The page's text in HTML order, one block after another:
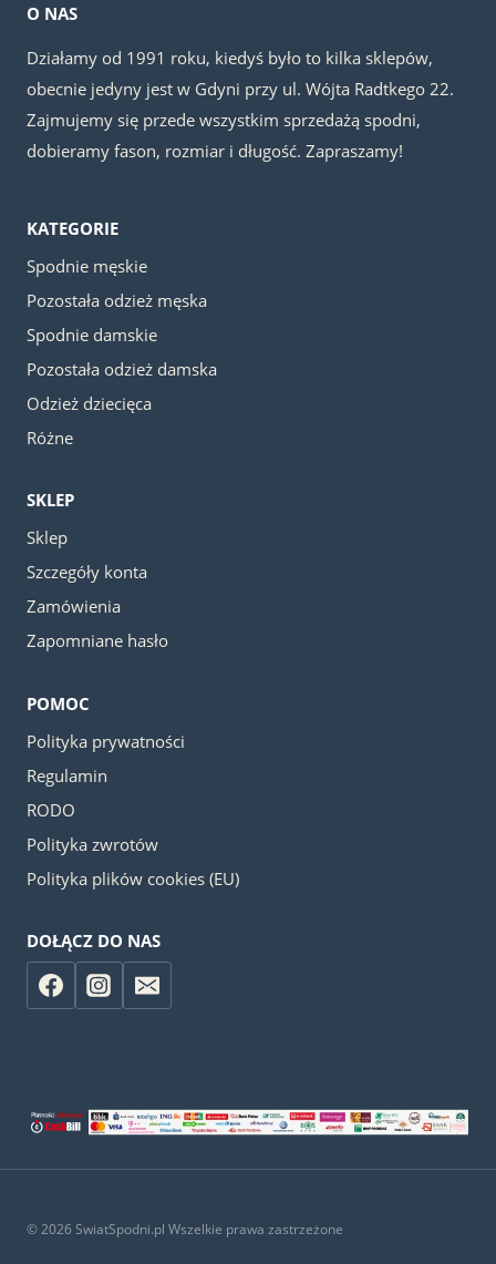
O NAS
Działamy od 1991 roku, kiedyś było to kilka sklepów,
obecnie jedyny jest w Gdyni przy ul. Wójta Radtkego 22.
Zajmujemy się przede wszystkim sprzedażą spodni,
dobieramy fason, rozmiar i długość. Zapraszamy!
KATEGORIE
Spodnie męskie
Pozostała odzież męska
Spodnie damskie
Pozostała odzież damska
Odzież dziecięca
Różne
SKLEP
Sklep
Szczegóły konta
Zamówienia
Zapomniane hasło
POMOC
Polityka prywatności
Regulamin
RODO
Polityka zwrotów
Polityka plików cookies (EU)
DOŁĄCZ DO NAS
© 2026 SwiatSpodni.pl Wszelkie prawa zastrzeżone